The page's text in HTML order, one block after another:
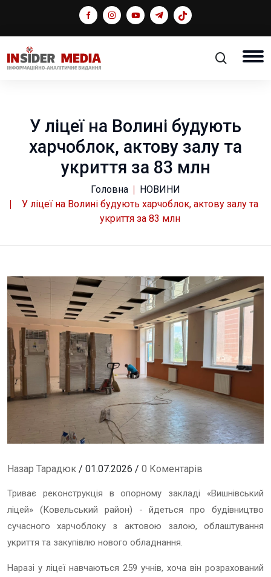
У ліцеї на Волині будують
харчоблок, актову залу та
укриття за 83 млн
Головна
НОВИНИ
У ліцеї на Волині будують харчоблок, актову залу та
укриття за 83 млн
Назар Тарадюк / 01.07.2026 / 0 Коментарів
Триває реконструкція в опорному закладі «Вишнівський
ліцей» (Ковельський район) - йдеться про будівництво
сучасного харчоблоку з актовою залою, облаштування
укриття та закупівлю нового обладнання.
Наразі у ліцеї навчаються 259 учнів, хоча він розрахований